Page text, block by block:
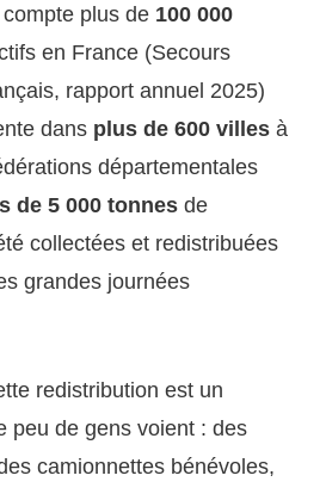
plus de 100 000
en France (Secours
rapport annuel 2025)
dans plus de 600 villes à
départementales
de 5 000 tonnes de
collectées et redistribuées
grandes journées
redistribution est un
peu de gens voient : des
camionnettes bénévoles,